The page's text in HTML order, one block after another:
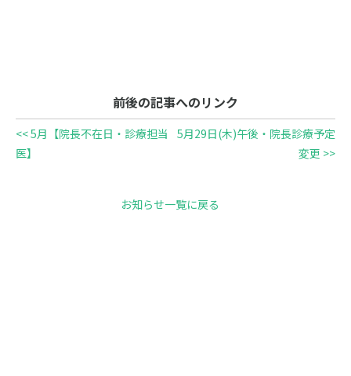
前後の記事へのリンク
<< 5月【院長不在日・診療担当
医】
5月29日(木)午後・院長診療予定
変更 >>
お知らせ一覧に戻る